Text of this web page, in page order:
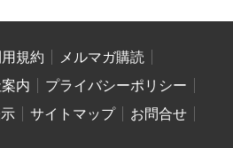
規約
メルマガ購読
内
プライバシーポリシー
サイトマップ
お問合せ